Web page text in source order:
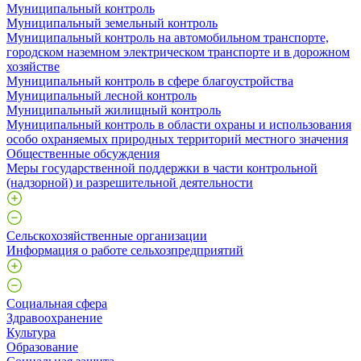
Муниципальный контроль
Муниципальный земельный контроль
Муниципальный контроль на автомобильном транспорте,
городском наземном электрическом транспорте и в дорожном
хозяйстве
Муниципальный контроль в сфере благоустройства
Муниципальный лесной контроль
Муниципальный жилищный контроль
Муниципальный контроль в области охраны и использования
особо охраняемых природных территорий местного значения
Общественные обсуждения
Меры государственной поддержки в части контрольной
(надзорной) и разрешительной деятельности
Сельскохозяйственные организации
Информация о работе сельхозпредприятий
Социальная сфера
Здравоохранение
Культура
Образование